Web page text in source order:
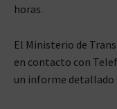
horas.
El Ministerio de
en contacto con
un informe detallado